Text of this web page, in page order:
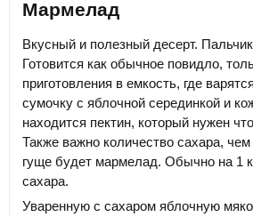
Мармелад
Вкусный и полезный десерт.
Готовится как обычное повидло,
приготовления в емкость, где
сумочку с яблочной серединкой и
находится пектин, который нужен
Также важно количество сахара,
гуще будет мармелад. Обычно на 1
сахара.
Уваренную с сахаром яблочную